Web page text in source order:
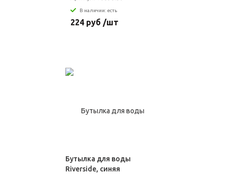
В наличии: есть
224 руб /шт
Бутылка для воды
Riverside, синяя